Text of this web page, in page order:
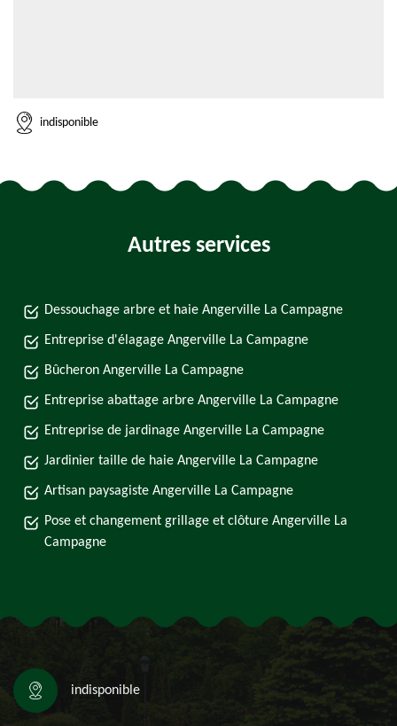
indisponible
Autres services
Dessouchage arbre et haie Angerville La Campagne
Entreprise d'élagage Angerville La Campagne
Bûcheron Angerville La Campagne
Entreprise abattage arbre Angerville La Campagne
Entreprise de jardinage Angerville La Campagne
Jardinier taille de haie Angerville La Campagne
Artisan paysagiste Angerville La Campagne
Pose et changement grillage et clôture Angerville La
Campagne
indisponible